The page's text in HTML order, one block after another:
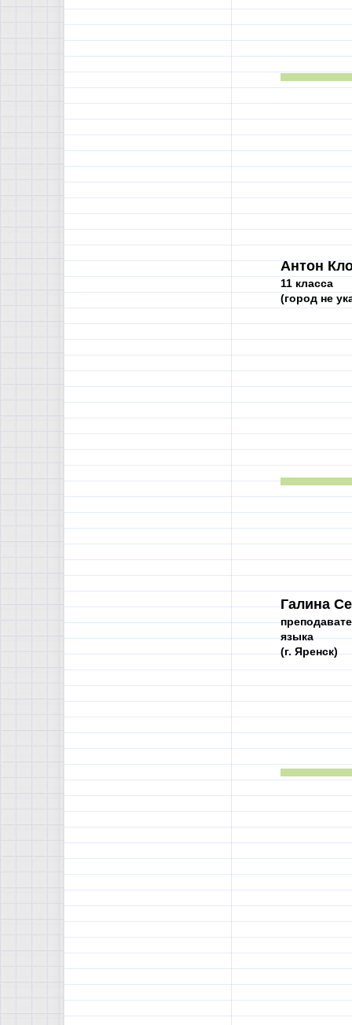
Антон
11 класса
(город не
Галина
языка
(г. Яренск)